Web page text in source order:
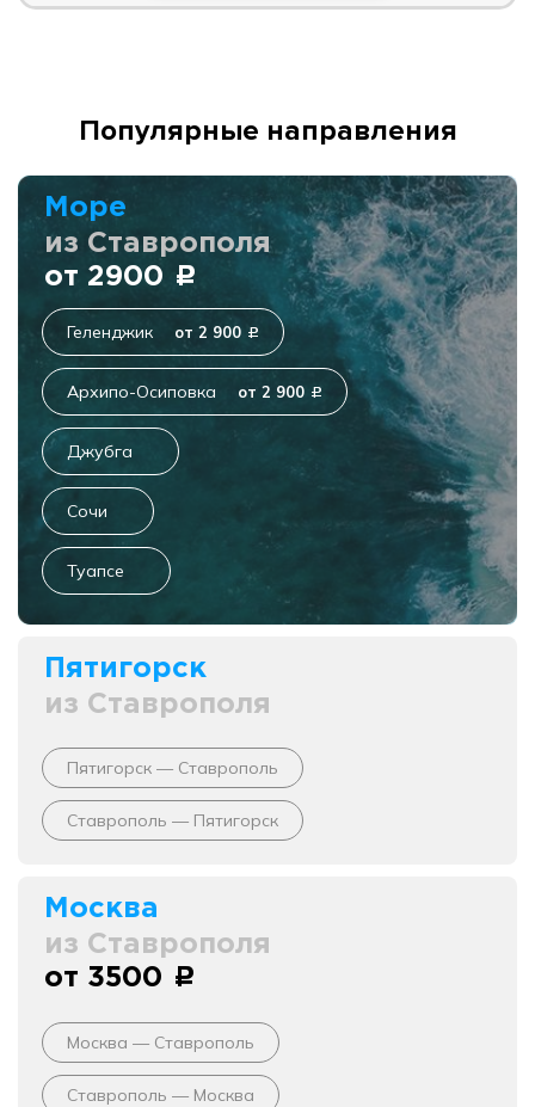
Популярные направления
Море
из Ставрополя
от 2900 c
Геленджик от 2 900 c
Архипо-Осиповка от 2 900 c
Джубга
Сочи
Туапсе
Пятигорск
из Ставрополя
Пятигорск — Ставрополь
Ставрополь — Пятигорск
Москва
из Ставрополя
от 3500 c
Москва — Ставрополь
Ставрополь — Москва